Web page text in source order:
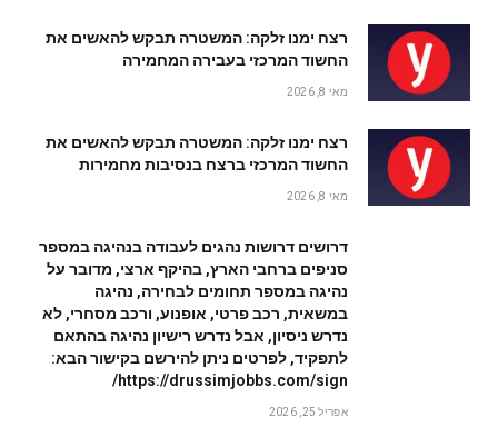
רצח ימנו זלקה: המשטרה תבקש להאשים את
החשוד המרכזי בעבירה המחמירה
מאי 8, 2026
רצח ימנו זלקה: המשטרה תבקש להאשים את
החשוד המרכזי ברצח בנסיבות מחמירות
מאי 8, 2026
דרושים דרושות נהגים לעבודה בנהיגה במספר
סניפים ברחבי הארץ, בהיקף ארצי, מדובר על
נהיגה במספר תחומים לבחירה, נהיגה
במשאית, רכב פרטי, אופנוע, ורכב מסחרי, לא
נדרש ניסיון, אבל נדרש רישיון נהיגה בהתאם
לתפקיד, לפרטים ניתן להירשם בקישור הבא:
https://drussimjobbs.com/sign/
אפריל 25, 2026